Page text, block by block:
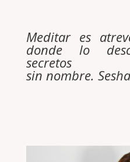
Meditar es
donde lo
secretos
sin nombre.